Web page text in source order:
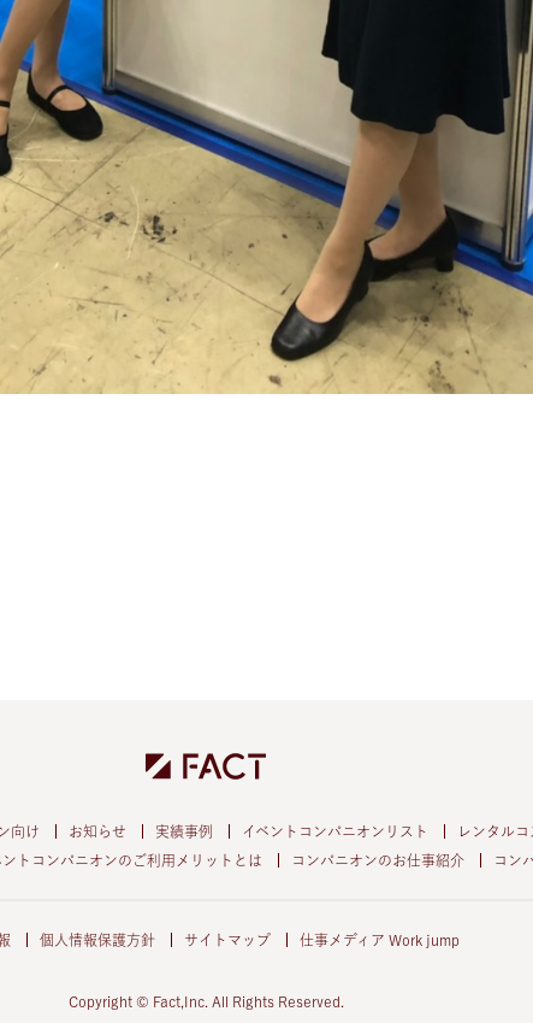
向け お知らせ 実績事例 イベントコンパニオンリスト レンタルコ
ントコンパニオンのご利用メリットとは コンパニオンのお仕事紹介 コン
個人情報保護方針 サイトマップ 仕事メディア Work jump
Copyright © Fact,Inc. All Rights Reserved.